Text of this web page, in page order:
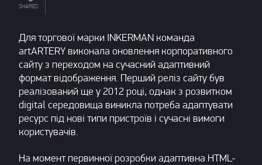
SHARES
Для торгової марки INKERMAN команда
artARTERY виконала оновлення корпоративного
сайту з переходом на сучасний адаптивний
формат відображення. Перший реліз сайту був
реалізований ще у 2012 році, однак з розвитком
digital середовища виникла потреба адаптувати
ресурс під нові типи пристроїв і сучасні вимоги
користувачів.
На момент первинної розробки адаптивна HTML-